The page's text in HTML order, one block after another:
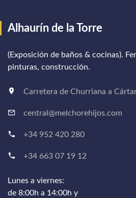
Alhaurín de la Torre
(Exposición de baños & cocinas).
pinturas, construcción.
Carretera de Churriana a
central@melchorehijos.com
+34 952 420 280
+34 663 07 19 12
Lunes a viernes:
de 8:00h a 14:00h y